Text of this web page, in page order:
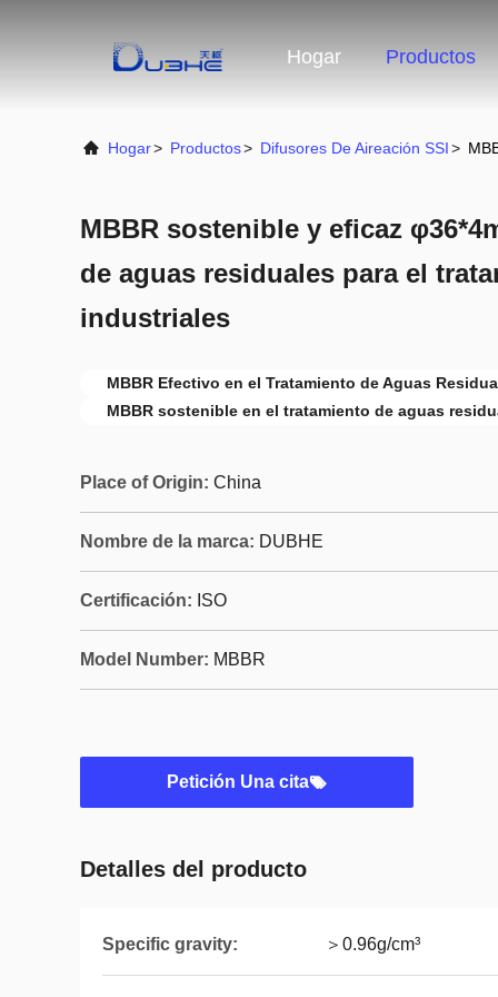
Hogar Productos
Hogar> Productos> Difusores De Aireación SSI>
MBBR sostenible y eficaz
de aguas residuales para el
industriales
MBBR Efectivo en el Tratamiento de Aguas
MBBR sostenible en el tratamiento de aguas
Place of Origin: China
Nombre de la marca: DUBHE
Certificación: ISO
Model Number: MBBR
Petición Una cita
Detalles del producto
Specific gravity: ＞0.96g/cm³